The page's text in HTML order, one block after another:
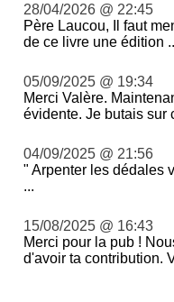
28/04/2026 @ 22:45
Père Laucou, Il faut
de ce livre une édition
05/09/2025 @ 19:34
Merci Valère.
évidente. Je butais sur
04/09/2025 @ 21:56
" Arpenter les dédales
...
15/08/2025 @ 16:43
Merci pour la pub !
d'avoir ta contribution.